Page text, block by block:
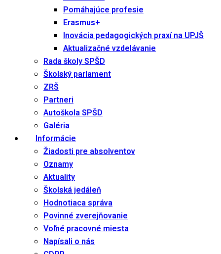
Pomáhajúce profesie
Erasmus+
Inovácia pedagogických praxí na UPJŠ
Aktualizačné vzdelávanie
Rada školy SPŠD
Školský parlament
ZRŠ
Partneri
Autoškola SPŠD
Galéria
Informácie
Žiadosti pre absolventov
Oznamy
Aktuality
Školská jedáleň
Hodnotiaca správa
Povinné zverejňovanie
Voľné pracovné miesta
Napísali o nás